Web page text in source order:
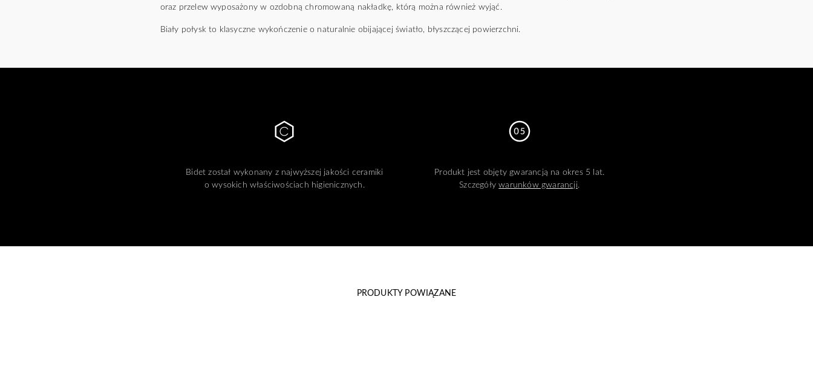
oraz przelew wyposażony w ozdobną chromowaną nakładkę, którą można również wyjąć.
Biały połysk to klasyczne wykończenie o naturalnie obijającej światło, błyszczącej powierzchni.
Bidet został wykonany z najwyższej jakości ceramiki
o wysokich właściwościach higienicznych.
Produkt jest objęty gwarancją na okres 5 lat.
Szczegóływarunków gwarancji.
PRODUKTY POWIĄZANE